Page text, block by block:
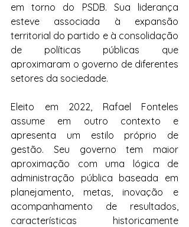
em torno do PSDB. Sua liderança
esteve associada à expansão
territorial do partido e à consolidação
de políticas públicas que
aproximaram o governo de diferentes
setores da sociedade.
Eleito em 2022, Rafael Fonteles
assume em outro contexto e
apresenta um estilo próprio de
gestão. Seu governo tem maior
aproximação com uma lógica de
administração pública baseada em
planejamento, metas, inovação e
acompanhamento de resultados,
características historicamente